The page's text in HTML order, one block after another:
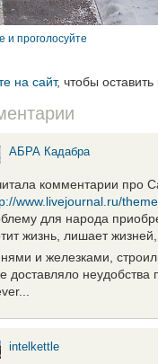
и проголосуйте
на сайт, чтобы
АБРА Кадабра
комментарии про
www.livejournal.ru/
для народа
жизнь, лишает
и железками,
доставляло
intelkettle